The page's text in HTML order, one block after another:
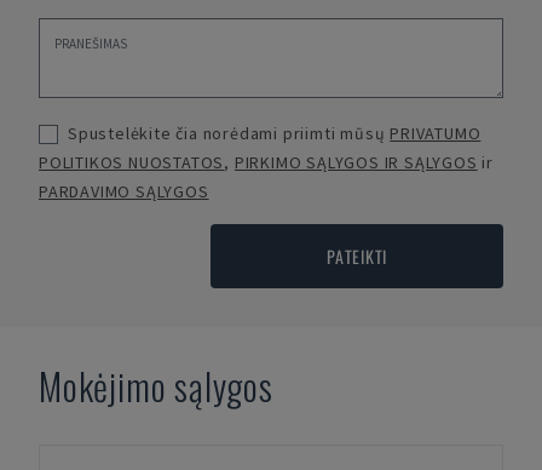
Spustelėkite čia norėdami priimti mūsų PRIVATUMO
POLITIKOS NUOSTATOS, PIRKIMO SĄLYGOS IR SĄLYGOS ir
PARDAVIMO SĄLYGOS
PATEIKTI
Mokėjimo sąlygos